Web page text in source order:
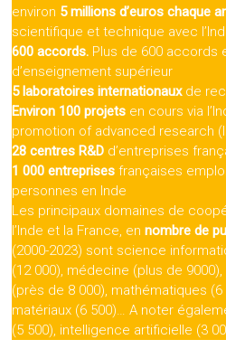
environ 5 millions d’euros chaque
scientifique et technique avec
600 accords. Plus de 600 accords
d’enseignement supérieur
5 laboratoires internationauxde
Environ 100 projets en cours via
promotion of advanced research
28 centres R&D d’entreprises
1 000 entreprises françaises
personnes en Inde
Les principaux domaines de
l’Inde et la France, ennombre de
(2000-2023) sont science
(12 000), médecine (plus de
(près de 8 000), mathématiques
matériaux (6 500)… A noter
(5 500), intelligence artificielle (3